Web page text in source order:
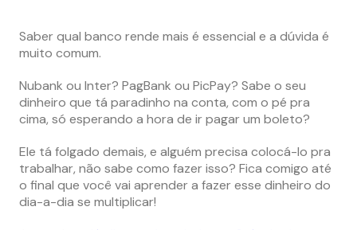
Saber qual banco rende mais é essencial e a dúvida é
muito comum.
Nubank ou Inter? PagBank ou PicPay? Sabe o seu
dinheiro que tá paradinho na conta, com o pé pra
cima, só esperando a hora de ir pagar um boleto?
Ele tá folgado demais, e alguém precisa colocá-lo pra
trabalhar, não sabe como fazer isso? Fica comigo até
o final que você vai aprender a fazer esse dinheiro do
dia-a-dia se multiplicar!